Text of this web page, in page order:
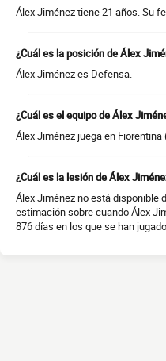
Álex Jiménez tiene 21 años. Su
¿Cuál es la posición de Álex
Álex Jiménez es Defensa.
¿Cuál es el equipo de Álex
Álex Jiménez juega en
¿Cuál es la lesión de Álex
Álex Jiménez no está disponible
estimación sobre cuando Álex
876 días en los que se han